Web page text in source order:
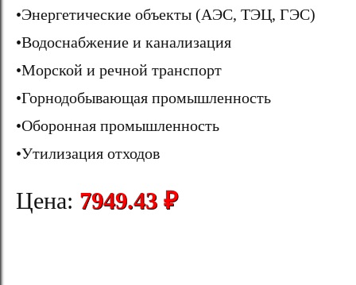
•Энергетические объекты (АЭС, ТЭЦ, ГЭС)
•Водоснабжение и канализация
•Морской и речной транспорт
•Горнодобывающая промышленность
•Оборонная промышленность
•Утилизация отходов
Цена: 7949.43 ₽